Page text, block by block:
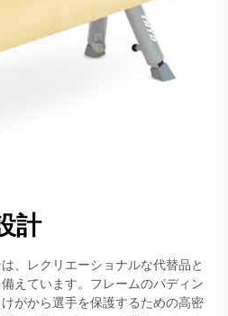
計
、レクリエーショナルな代替品と
えています。フレームのパディン
がから選手を保護するための高密